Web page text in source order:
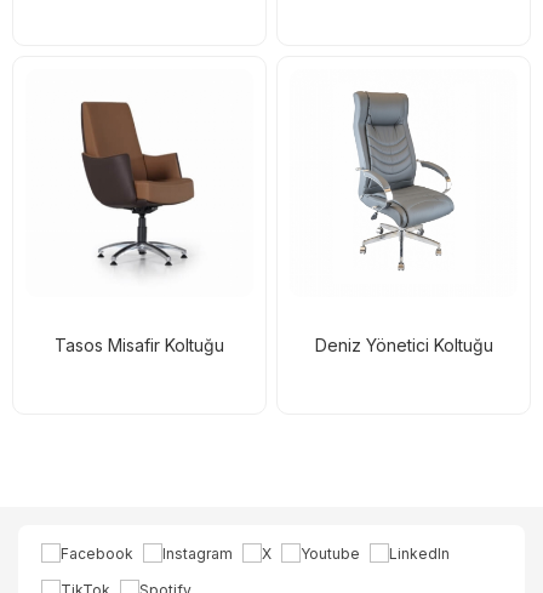
Tasos Misafir Koltuğu Deniz Yönetici Koltuğu